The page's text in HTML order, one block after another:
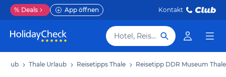
% Deals App öffnen Kontakt
Hotel, Reiseziel
Thale Urlaub Reisetipps Thale Reisetipp DDR Museum Thale